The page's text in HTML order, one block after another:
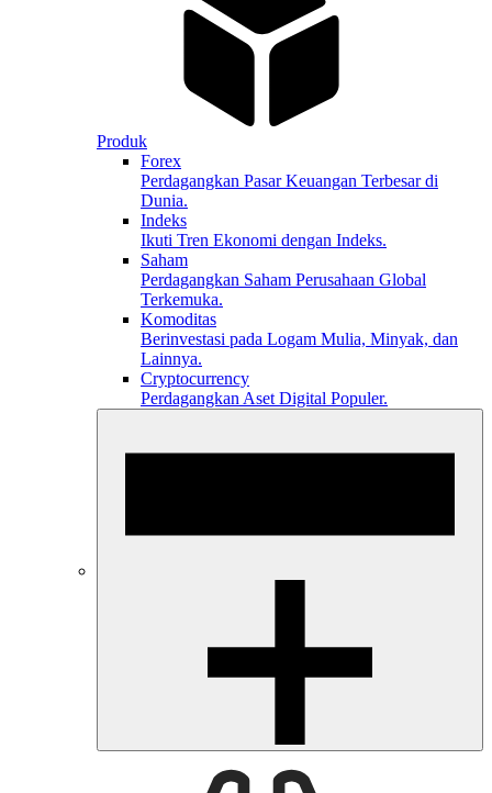
Produk
Forex
Perdagangkan Pasar Keuangan Terbesar di
Dunia.
Indeks
Ikuti Tren Ekonomi dengan Indeks.
Saham
Perdagangkan Saham Perusahaan Global
Terkemuka.
Komoditas
Berinvestasi pada Logam Mulia, Minyak, dan
Lainnya.
Cryptocurrency
Perdagangkan Aset Digital Populer.